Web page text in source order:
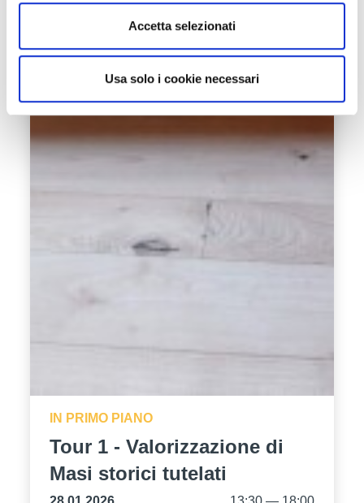
Accetta selezionati
Usa solo i cookie necessari
IN PRIMO PIANO
Tour 1 - Valorizzazione di
Masi storici tutelati